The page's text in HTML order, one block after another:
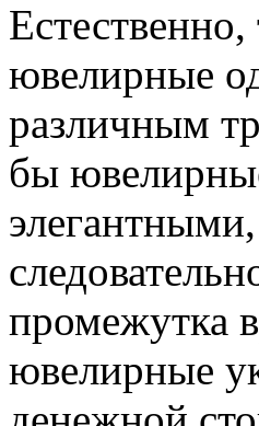
ювелирные
различным
бы
промежутка
ювелирные